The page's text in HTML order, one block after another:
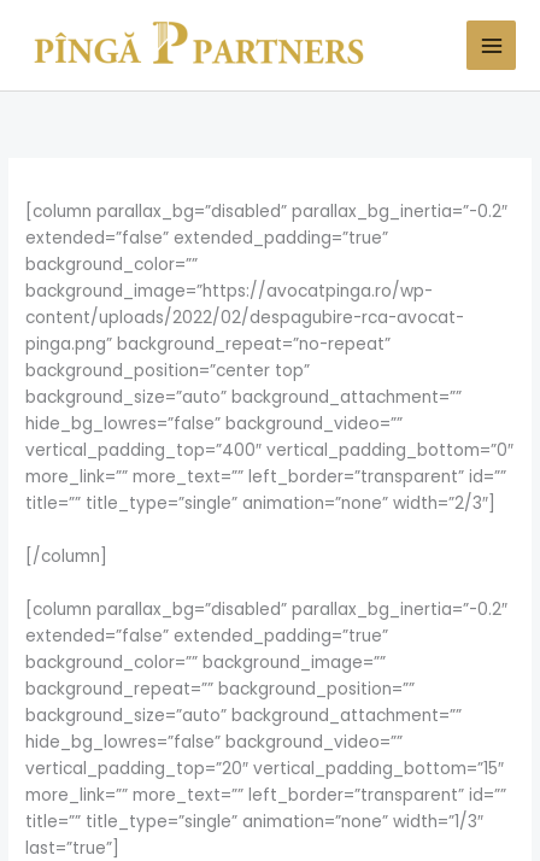
content
[column parallax_bg=”disabled” parallax_bg_inertia=”-0.2″
extended=”false” extended_padding=”true”
background_color=””
background_image=”https://avocatpinga.ro/wp-
content/uploads/2022/02/despagubire-rca-avocat-
pinga.png” background_repeat=”no-repeat”
background_position=”center top”
background_size=”auto” background_attachment=””
hide_bg_lowres=”false” background_video=””
vertical_padding_top=”400″ vertical_padding_bottom=”0″
more_link=”” more_text=”” left_border=”transparent” id=””
title=”” title_type=”single” animation=”none” width=”2/3″]
[/column]
[column parallax_bg=”disabled” parallax_bg_inertia=”-0.2″
extended=”false” extended_padding=”true”
background_color=”” background_image=””
background_repeat=”” background_position=””
background_size=”auto” background_attachment=””
hide_bg_lowres=”false” background_video=””
vertical_padding_top=”20″ vertical_padding_bottom=”15″
more_link=”” more_text=”” left_border=”transparent” id=””
title=”” title_type=”single” animation=”none” width=”1/3″
last=”true”]